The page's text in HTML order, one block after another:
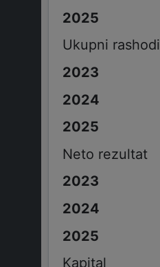
Ukupni rashodi
Neto rezultat
Kapital